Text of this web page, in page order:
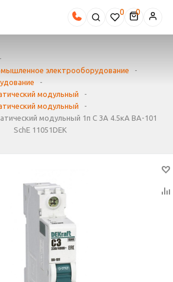
0
-
электрооборудование
-
-
модульный
-
модульный
-
модульный 1п C 3А 4.5кА ВА-101
SchE 11051DEK